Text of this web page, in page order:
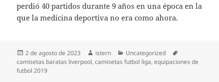
perdió 40 partidos durante 9 años en una época en la
que la medicina deportiva no era como ahora.
Publicado
el
2 de agosto de 2023 Autor
istern Categorías
Uncategorized
camisetas baratas liverpool,camisetas futbol liga,equipaciones de
futbol 2019